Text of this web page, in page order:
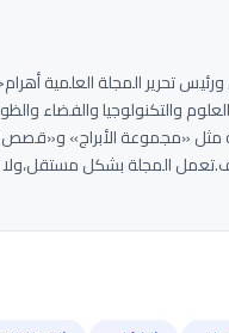
2008، وتهتم بتبسيط العلوم والتكنولوجيا
مثل «مجموعة الأبراج» و«قصص
المجلة بشكل مستقل،ولا